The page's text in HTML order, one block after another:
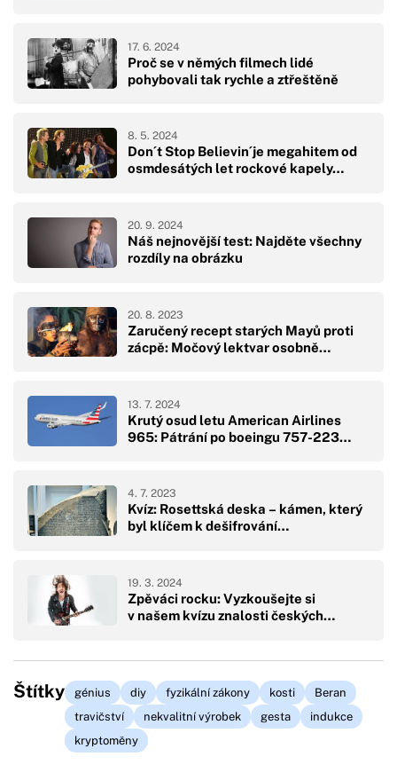
Proč se v němých filmech lidé
pohybovali tak rychle a ztřeštěně
17. 6. 2024
Don´t Stop Believin´je megahitem od
osmdesátých let rockové kapely…
8. 5. 2024
Náš nejnovější test: Najděte všechny
rozdíly na obrázku
20. 9. 2024
Zaručený recept starých Mayů proti
zácpě: Močový lektvar osobně…
20. 8. 2023
Krutý osud letu American Airlines
965: Pátrání po boeingu 757-223…
13. 7. 2024
Kvíz: Rosettská deska – kámen, který
byl klíčem k dešifrování…
4. 7. 2023
Zpěváci rocku: Vyzkoušejte si
v našem kvízu znalosti českých…
19. 3. 2024
Štítky génius diy fyzikální zákony kosti
Beran
travičství
nekvalitní výrobek gesta
indukce
kryptoměny